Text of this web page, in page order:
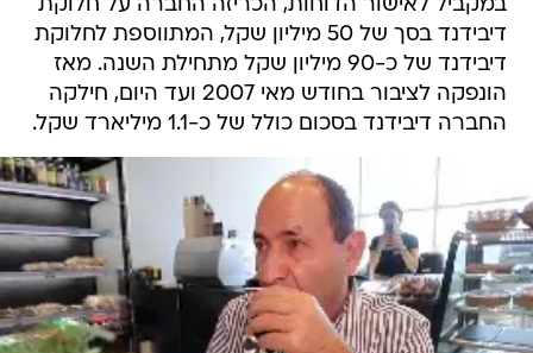
במקביל לאישור הדוחות, הכריזה החברה על חלוקת
דיבידנד בסך של 50 מיליון שקל, המתווספת לחלוקת
דיבידנד של כ-90 מיליון שקל מתחילת השנה. מאז
הונפקה לציבור בחודש מאי 2007 ועד היום, חילקה
החברה דיבידנד בסכום כולל של כ-1.1 מיליארד שקל.